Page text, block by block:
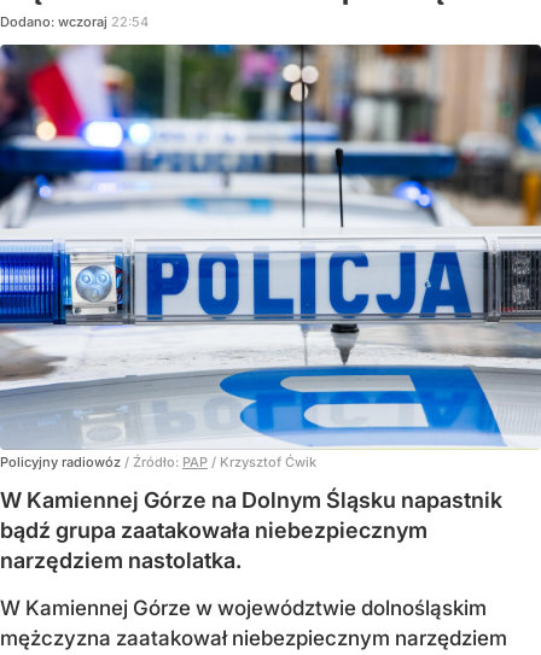
Dodano: wczoraj 22:54
Policyjny radiowóz / Źródło: PAP / Krzysztof Ćwik
W Kamiennej Górze na Dolnym Śląsku napastnik
bądź grupa zaatakowała niebezpiecznym
narzędziem nastolatka.
W Kamiennej Górze w województwie dolnośląskim
mężczyzna zaatakował niebezpiecznym narzędziem